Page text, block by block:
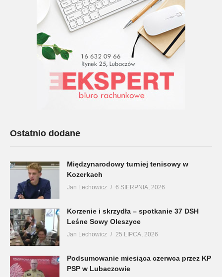
Ostatnio dodane
Międzynarodowy turniej tenisowy w
Kozerkach
Jan Lechowicz 6 SIERPNIA, 2026
Korzenie i skrzydła – spotkanie 37 DSH
Leśne Sowy Oleszyce
Jan Lechowicz 25 LIPCA, 2026
Podsumowanie miesiąca czerwca przez KP
PSP w Lubaczowie